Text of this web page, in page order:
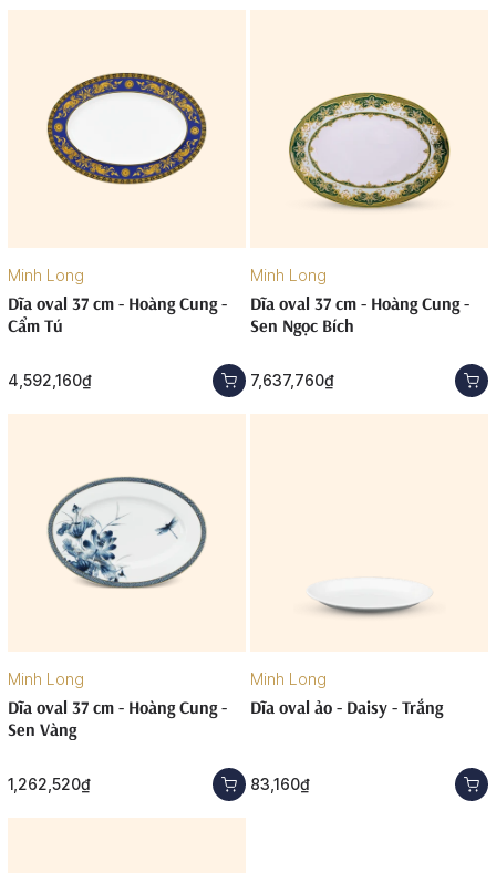
Minh Long
Dĩa oval 37 cm - Hoàng Cung -
Cẩm Tú
4,592,160₫
Minh Long
Dĩa oval 37 cm - Hoàng Cung -
Sen Ngọc Bích
7,637,760₫
Minh Long
Dĩa oval 37 cm - Hoàng Cung -
Sen Vàng
1,262,520₫
Minh Long
Dĩa oval ảo - Daisy - Trắng
83,160₫